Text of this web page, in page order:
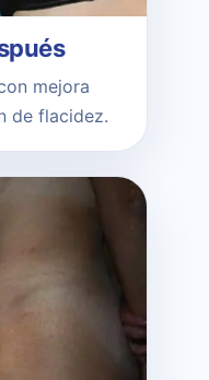
mejora
de flacidez.